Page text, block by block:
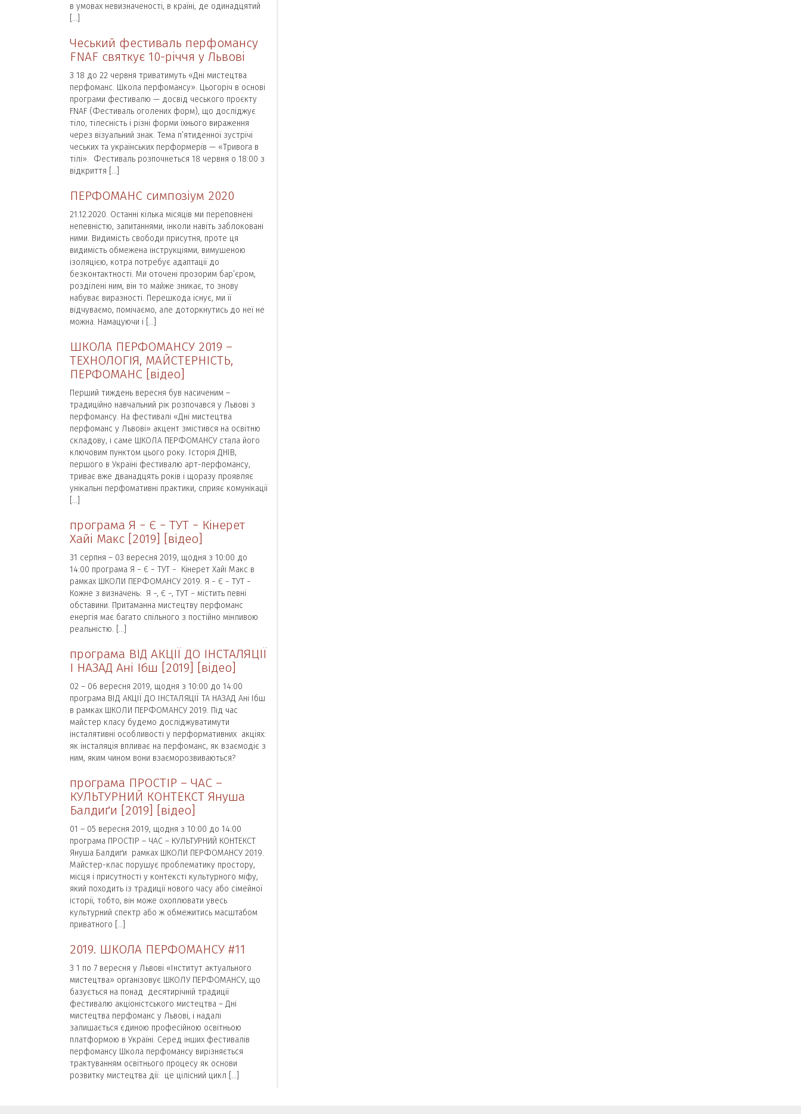
в умовах невизначеності, в країні, де одинадцятий
[…]
Чеський фестиваль перфомансу
FNAF святкує 10-річчя у Львові
З 18 до 22 червня триватимуть «Дні мистецтва
перфоманс. Школа перфомансу». Цьогоріч в основі
програми фестивалю — досвід чеського проєкту
FNAF (Фестиваль оголених форм), що досліджує
тіло, тілесність і різні форми їхнього вираження
через візуальний знак. Тема п’ятиденної зустрічі
чеських та українських перформерів — «Тривога в
тілі». Фестиваль розпочнеться 18 червня о 18:00 з
відкриття […]
ПЕРФОМАНС симпозіум 2020
21.12.2020. Останні кілька місяців ми переповнені
непевністю, запитаннями, інколи навіть заблоковані
ними. Видимість свободи присутня, проте ця
видимість обмежена інструкціями, вимушеною
ізоляцією, котра потребує адаптації до
безконтактності. Ми оточені прозорим бар’єром,
розділені ним, він то майже зникає, то знову
набуває виразності. Перешкода існує, ми її
відчуваємо, помічаємо, але доторкнутись до неї не
можна. Намацуючи і […]
ШКОЛА ПЕРФОМАНСУ 2019 –
ТЕХНОЛОГІЯ, МАЙСТЕРНІСТЬ,
ПЕРФОМАНС [відео]
Перший тиждень вересня був насиченим –
традиційно навчальний рік розпочався у Львові з
перфомансу. На фестивалі «Дні мистецтва
перфоманс у Львові» акцент змістився на освітню
складову, і саме ШКОЛА ПЕРФОМАНСУ стала його
ключовим пунктом цього року. Історія ДНІВ,
першого в Україні фестивалю арт-перфомансу,
триває вже дванадцять років і щоразу проявляє
унікальні перфомативні практики, сприяє комунікації
[…]
програма Я − Є − ТУТ − Кінерет
Хайі Макс [2019] [відео]
31 серпня – 03 вересня 2019, щодня з 10:00 до
14:00 програма Я − Є − ТУТ − Кінерет Хайі Макс в
рамках ШКОЛИ ПЕРФОМАНСУ 2019. Я − Є − ТУТ −
Кожне з визначень: Я −, Є −, ТУТ − містить певні
обставини. Притаманна мистецтву перфоманс
енергія має багато спільного з постійно мінливою
реальністю. […]
програма ВІД АКЦІЇ ДО ІНСТАЛЯЦІЇ
І НАЗАД Ані Ібш [2019] [відео]
02 – 06 вересня 2019, щодня з 10:00 до 14:00
програма ВІД АКЦІЇ ДО ІНСТАЛЯЦІЇ ТА НАЗАД Ані Ібш
в рамках ШКОЛИ ПЕРФОМАНСУ 2019. Під час
майстер класу будемо досліджуватимути
інсталятивні особливості у перформативних акціях:
як інсталяція впливає на перфоманс, як взаємодіє з
ним, яким чином вони взаєморозвиваються?
програма ПРОСТІР – ЧАС –
КУЛЬТУРНИЙ КОНТЕКСТ Януша
Балдиґи [2019] [відео]
01 – 05 вересня 2019, щодня з 10:00 до 14:00
програма ПРОСТІР – ЧАС – КУЛЬТУРНИЙ КОНТЕКСТ
Януша Балдиґи рамках ШКОЛИ ПЕРФОМАНСУ 2019.
Майстер-клас порушує проблематику простору,
місця і присутності у контексті культурного міфу,
який походить із традиції нового часу або сімейної
історії, тобто, він може охоплювати увесь
культурний спектр або ж обмежитись масштабом
приватного […]
2019. ШКОЛА ПЕРФОМАНСУ #11
З 1 по 7 вересня у Львові «Інститут актуального
мистецтва» організовує ШКОЛУ ПЕРФОМАНСУ, що
базується на понад десятирічній традиції
фестивалю акціоністського мистецтва – Дні
мистецтва перфоманс у Львові, і надалі
залишається єдиною професійною освітньою
платформою в Україні. Серед інших фестивалів
перфомансу Школа перфомансу вирізняється
трактуванням освітнього процесу як основи
розвитку мистецтва дії: це цілісний цикл […]